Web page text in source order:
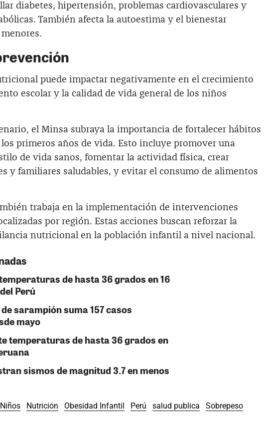
diabetes, hipertensión, problemas cardiovasculares y
También afecta la autoestima y el bienestar
puede impactar negativamente en el crecimiento
escolar y la calidad de vida general de los niños
el Minsa subraya la importancia de fortalecer hábitos
los primeros años de vida. Esto incluye promover una
de vida sanos, fomentar la actividad física, crear
y familiares saludables, y evitar el consumo de alimentos
trabaja en la implementación de intervenciones
por región. Estas acciones buscan reforzar la
nutricional en la población infantil a nivel nacional.
de hasta 36 grados en 16
Perú
sarampión suma 157 casos
mayo
temperaturas de hasta 36 grados en
sismos de magnitud 3.7 en menos
Niños Nutrición Obesidad Infantil Perú salud publica
Sobrepeso